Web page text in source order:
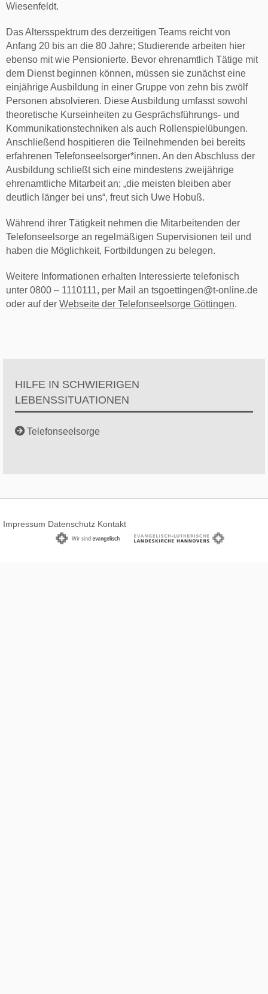
Wiesenfeldt.
Das Altersspektrum des derzeitigen Teams reicht von
Anfang 20 bis an die 80 Jahre; Studierende arbeiten hier
ebenso mit wie Pensionierte. Bevor ehrenamtlich Tätige mit
dem Dienst beginnen können, müssen sie zunächst eine
einjährige Ausbildung in einer Gruppe von zehn bis zwölf
Personen absolvieren. Diese Ausbildung umfasst sowohl
theoretische Kurseinheiten zu Gesprächsführungs- und
Kommunikationstechniken als auch Rollenspielübungen.
Anschließend hospitieren die Teilnehmenden bei bereits
erfahrenen Telefonseelsorger*innen. An den Abschluss der
Ausbildung schließt sich eine mindestens zweijährige
ehrenamtliche Mitarbeit an; „die meisten bleiben aber
deutlich länger bei uns“, freut sich Uwe Hobuß.
Während ihrer Tätigkeit nehmen die Mitarbeitenden der
Telefonseelsorge an regelmäßigen Supervisionen teil und
haben die Möglichkeit, Fortbildungen zu belegen.
Weitere Informationen erhalten Interessierte telefonisch
unter 0800 – 1110111, per Mail an tsgoettingen@t-online.de
oder auf der Webseite der Telefonseelsorge Göttingen.
HILFE IN SCHWIERIGEN
LEBENSSITUATIONEN
Telefonseelsorge
Impressum Datenschutz Kontakt